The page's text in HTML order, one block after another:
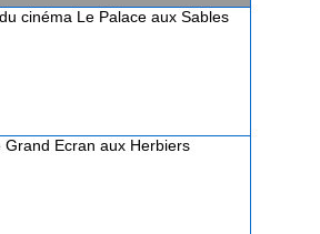
cinéma Le Palace aux Sables
Grand Ecran aux Herbiers